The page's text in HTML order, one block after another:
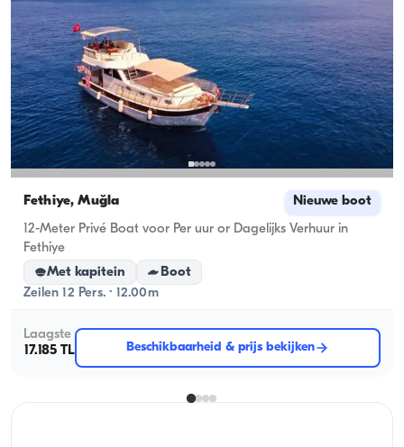
Fethiye, Muğla Nieuwe boot
12-Meter Privé Boat voor Per uur or Dagelijks Verhuur in
Fethiye
Met kapitein
Boot
Zeilen 12 Pers. · 12.00m
Laagste
17.185 TL
Beschikbaarheid & prijs bekijken